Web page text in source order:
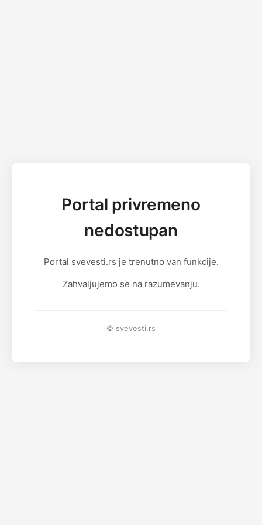
Portal privremeno
nedostupan
Portal svevesti.rs je trenutno van funkcije.
Zahvaljujemo se na razumevanju.
© svevesti.rs